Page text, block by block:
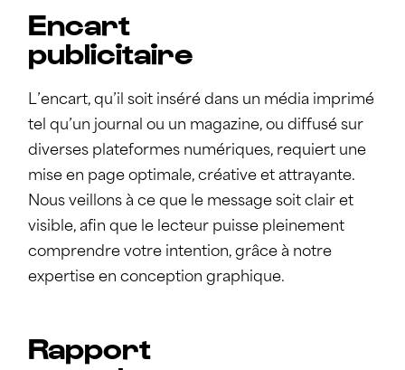
Encart
publicitaire
L’encart, qu’il soit inséré dans un média imprimé
tel qu’un journal ou un magazine, ou diffusé sur
diverses plateformes numériques, requiert une
mise en page optimale, créative et attrayante.
Nous veillons à ce que le message soit clair et
visible, afin que le lecteur puisse pleinement
comprendre votre intention, grâce à notre
expertise en conception graphique.
Rapport